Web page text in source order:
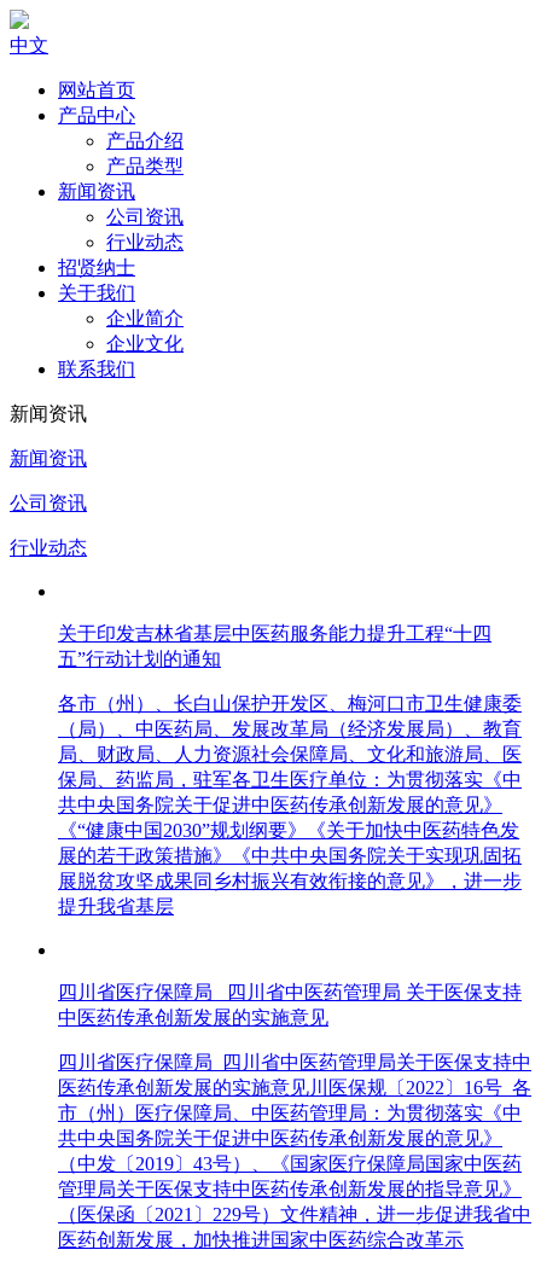
中文
网站首页
产品中心
产品介绍
产品类型
新闻资讯
公司资讯
行业动态
招贤纳士
关于我们
企业简介
企业文化
联系我们
新闻资讯
新闻资讯
公司资讯
行业动态
关于印发吉林省基层中医药服务能力提升工程“十四
五”行动计划的通知
各市（州）、长白山保护开发区、梅河口市卫生健康委
（局）、中医药局、发展改革局（经济发展局）、教育
局、财政局、人力资源社会保障局、文化和旅游局、医
保局、药监局，驻军各卫生医疗单位：为贯彻落实《中
共中央国务院关于促进中医药传承创新发展的意见》
《“健康中国2030”规划纲要》《关于加快中医药特色发
展的若干政策措施》《中共中央国务院关于实现巩固拓
展脱贫攻坚成果同乡村振兴有效衔接的意见》，进一步
提升我省基层
四川省医疗保障局 四川省中医药管理局 关于医保支持
中医药传承创新发展的实施意见
四川省医疗保障局 四川省中医药管理局关于医保支持中
医药传承创新发展的实施意见川医保规〔2022〕16号 各
市（州）医疗保障局、中医药管理局：为贯彻落实《中
共中央国务院关于促进中医药传承创新发展的意见》
（中发〔2019〕43号）、《国家医疗保障局国家中医药
管理局关于医保支持中医药传承创新发展的指导意见》
（医保函〔2021〕229号）文件精神，进一步促进我省中
医药创新发展，加快推进国家中医药综合改革示